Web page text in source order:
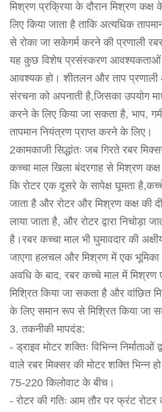
मिश्रण प्रक्रिया के दौरान मिश्रण
लिए किया जाता है ताकि अत्यधिक
से रोका जा सकेगर्म करने की प्रणाली
यह कुछ विशेष प्रसंस्करण आवश्यकताओं
आवश्यक हो। शीतलन और ताप
संरचना को अपनाती है,जिसका उपयोग
करने के लिए किया जा सकता है, भाप,
तापमान नियंत्रण प्राप्त करने के लिए।
2कामकाजी सिद्धांतः जब गिरते रबर
कच्चा माल खिला बंदरगाह से मिश्रण
कि रोटर एक दूसरे के सापेक्ष घूमता
जाता है और रोटर और मिश्रण कक्ष की
लाया जाता है, और रोटर द्वारा निचोड़ा
है।रबर कच्चा माल भी घुमावदार की
जाएगा हलचल और मिश्रण में एक भूमिका
अवधि के बाद, रबर कच्चे माल में मिश्रण
मिश्रित किया जा सकता है और वांछित
के लिए समान रूप से मिश्रित किया जा
3. तकनीकी मापदंड:
- ड्राइव मोटर शक्तिः विभिन्न निर्माताओं
वाले रबर मिक्सर की मोटर शक्ति भिन्न
75-220 किलोवाट के बीच।
- रोटर की गतिः आम तौर पर फ्रंट